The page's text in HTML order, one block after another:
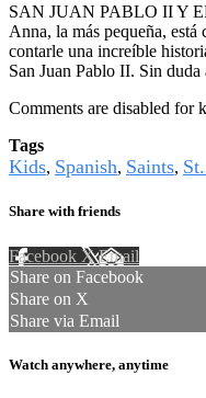
SAN JUAN PABLO II Y
Anna, la más pequeña,
contarle una increíble
San Juan Pablo II. Sin
Comments are disabled for
Tags
Kids, Spanish, Saints,
Share with friends
Facebook XEmail
Share on Facebook
Share on X
Share via Email
Watch anywhere, anytime